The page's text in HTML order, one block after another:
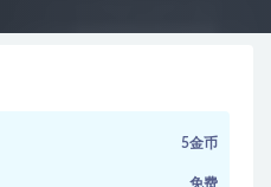
5金币
免费